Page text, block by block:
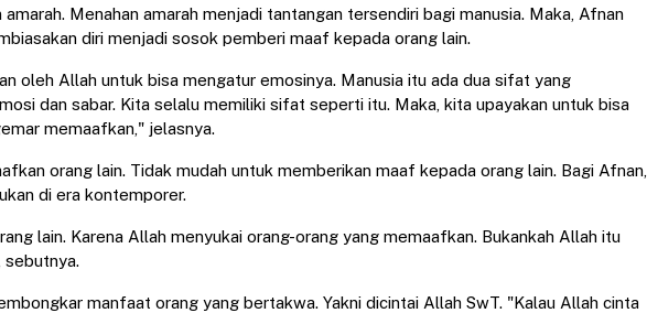
Menahan amarah menjadi tantangan tersendiri bagi manusia. Maka, Afnan
diri menjadi sosok pemberi maaf kepada orang lain.
oleh Allah untuk bisa mengatur emosinya. Manusia itu ada dua sifat yang
dan sabar. Kita selalu memiliki sifat seperti itu. Maka, kita upayakan untuk bisa
memaafkan," jelasnya.
orang lain. Tidak mudah untuk memberikan maaf kepada orang lain. Bagi Afnan,
di era kontemporer.
lain. Karena Allah menyukai orang-orang yang memaafkan. Bukankah Allah itu
sebutnya.
manfaat orang yang bertakwa. Yakni dicintai Allah SwT. "Kalau Allah cinta